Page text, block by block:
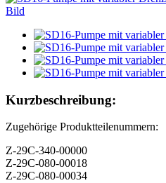
Kurzbeschreibung:
Zugehörige Produktteilenummern:
Z-29C-340-00000
Z-29C-080-00018
Z-29C-080-00034